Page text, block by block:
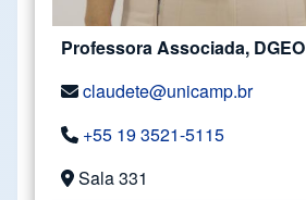
Professora Associada, DGEO
claudete@unicamp.br
+55 19 3521-5115
Sala 331